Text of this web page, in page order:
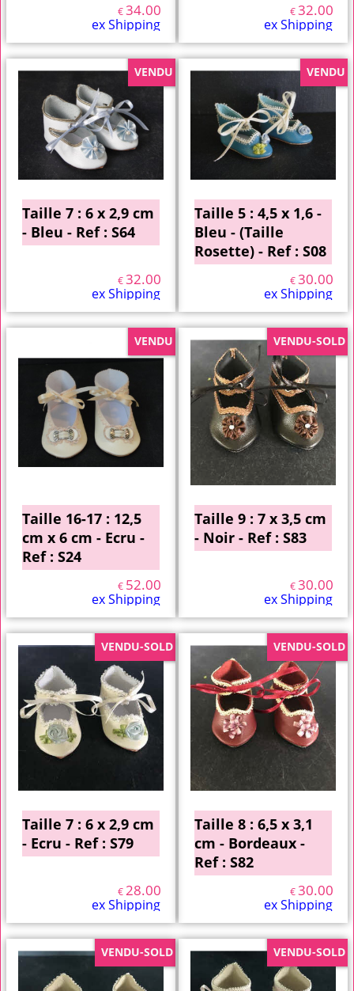
€34.00
ex Shipping
€32.00
ex Shipping
VENDU
Taille 7 : 6 x 2,9 cm
- Bleu - Ref : S64
€32.00
ex Shipping
VENDU
Taille 5 : 4,5 x 1,6 -
Bleu - (Taille
Rosette) - Ref : S08
€30.00
ex Shipping
VENDU
Taille 16-17 : 12,5
cm x 6 cm - Ecru -
Ref : S24
€ 52.00
ex Shipping
VENDU-SOLD
Taille 9 : 7 x 3,5 cm
- Noir - Ref : S83
€30.00
ex Shipping
VENDU-SOLD
Taille 7 : 6 x 2,9 cm
- Ecru - Ref : S79
€28.00
ex Shipping
VENDU-SOLD
Taille 8 : 6,5 x 3,1
cm - Bordeaux -
Ref : S82
€30.00
ex Shipping
VENDU-SOLD VENDU-SOLD